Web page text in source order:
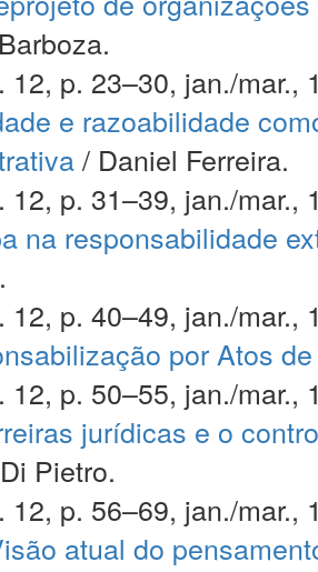
12, p. 23–30, jan./mar.,
e razoabilidade
/ Daniel Ferreira.
12, p. 31–39, jan./mar.,
na responsabilidade
12, p. 40–49, jan./mar.,
por Atos
12, p. 50–55, jan./mar.,
jurídicas e o
Pietro.
12, p. 56–69, jan./mar.,
atual do